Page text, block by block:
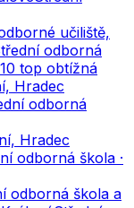
učiliště,
odborná
top obtížná
Hradec
odborná
Hradec
odborná škola ·
odborná škola a